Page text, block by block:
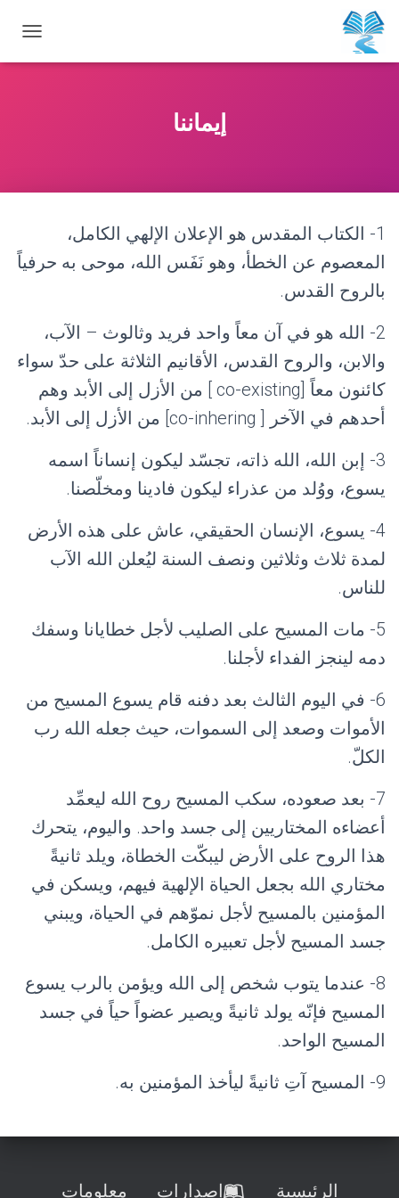
ا
ت
إيماننا
1- الكتاب المقدس هو الإعلان الإلهي الكامل،
المعصوم عن الخطأ، وهو نَفَس الله، موحى به حرفياً
بالروح القدس.
2- الله هو في آن معاً واحد فريد وثالوث – الآب،
والابن، والروح القدس، الأقانيم الثلاثة على حدّ سواء
كائنون معاً [co-existing ] من الأزل إلى الأبد وهم
أحدهم في الآخر [ co-inhering] من الأزل إلى الأبد.
3- إبن الله، الله ذاته، تجسّد ليكون إنساناً اسمه
يسوع، ووُلد من عذراء ليكون فادينا ومخلّصنا.
4- يسوع، الإنسان الحقيقي، عاش على هذه الأرض
لمدة ثلاث وثلاثين ونصف السنة ليُعلن الله الآب
للناس.
5- مات المسيح على الصليب لأجل خطايانا وسفك
دمه لينجز الفداء لأجلنا.
6- في اليوم الثالث بعد دفنه قام يسوع المسيح من
الأموات وصعد إلى السموات، حيث جعله الله رب
الكلّ.
7- بعد صعوده، سكب المسيح روح الله ليعمِّد
أعضاءه المختاريين إلى جسد واحد. واليوم، يتحرك
هذا الروح على الأرض ليبكّت الخطاة، ويلد ثانيةً
مختاري الله بجعل الحياة الإلهية فيهم، ويسكن في
المؤمنين بالمسيح لأجل نموّهم في الحياة، ويبني
جسد المسيح لأجل تعبيره الكامل.
8- عندما يتوب شخص إلى الله ويؤمن بالرب يسوع
المسيح فإنّه يولد ثانيةً ويصير عضواً حياً في جسد
المسيح الواحد.
9- المسيح آتِ ثانيةً ليأخذ المؤمنين به.
الرئيسية إصدارات معلومات